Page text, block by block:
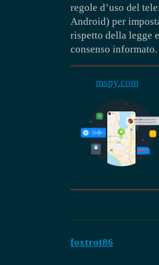
regole d’uso del
Android) per
rispetto della legge
consenso informato.
mspy.com
foxtrot86